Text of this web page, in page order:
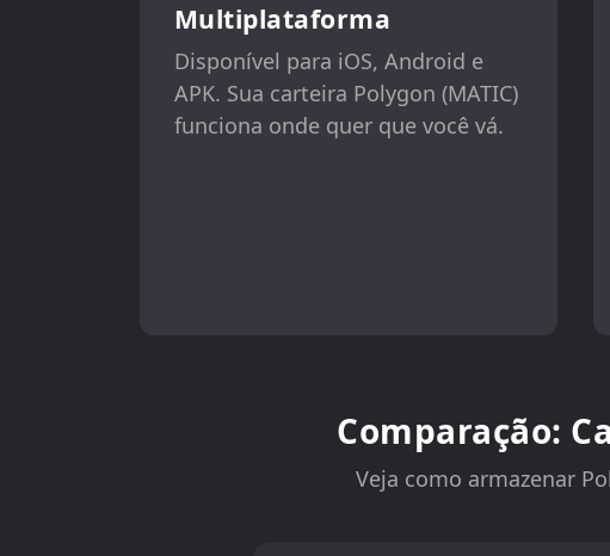
Multiplataforma
Disponível para iOS, Android e
APK. Sua carteira Polygon (MATIC)
funciona onde quer que você vá.
Comparação:
Veja como armazenar